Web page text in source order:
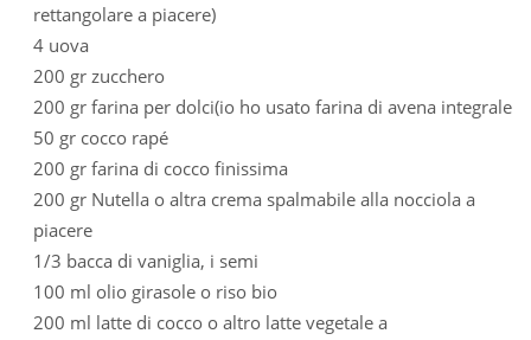
rettangolare a piacere)
4 uova
200 gr zucchero
200 gr farina per dolci(io ho usato farina di avena integrale
50 gr cocco rapé
200 gr farina di cocco finissima
200 gr Nutella o altra crema spalmabile alla nocciola a
piacere
1/3 bacca di vaniglia, i semi
100 ml olio girasole o riso bio
200 ml latte di cocco o altro latte vegetale a